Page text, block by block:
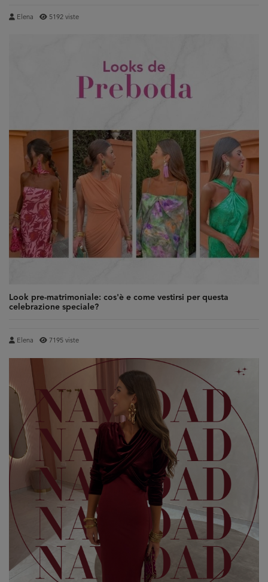
Elena 5192 viste
Look pre-matrimoniale: cos'è e come vestirsi per questa
celebrazione speciale?
Elena 7195 viste